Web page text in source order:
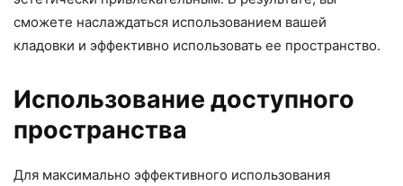
сможете наслаждаться использованием вашей
кладовки и эффективно использовать ее пространство.
Использование доступного
пространства
Для максимально эффективного использования